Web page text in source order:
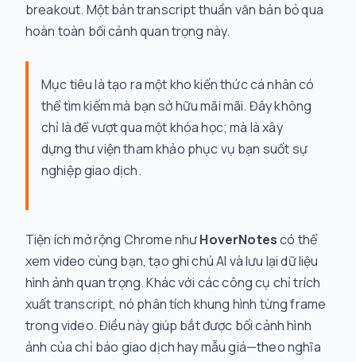
breakout. Một bản transcript thuần văn bản bỏ qua
hoàn toàn bối cảnh quan trọng này.
Mục tiêu là tạo ra một kho kiến thức cá nhân có
thể tìm kiếm mà bạn sở hữu mãi mãi. Đây không
chỉ là để vượt qua một khóa học; mà là xây
dựng thư viện tham khảo phục vụ bạn suốt sự
nghiệp giao dịch.
Tiện ích mở rộng Chrome nhưHoverNotescó thể
xem video cùng bạn, tạo ghi chú AI và lưu lại dữ liệu
hình ảnh quan trọng. Khác với các công cụ chỉ trích
xuất transcript, nó phân tích khung hình từng frame
trong video. Điều này giúp bắt được bối cảnh hình
ảnh của chỉ báo giao dịch hay mẫu giá—theo nghĩa